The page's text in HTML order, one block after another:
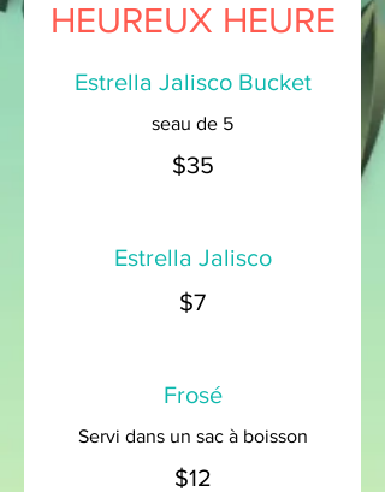
HEUREUX HEURE
Estrella Jalisco Bucket
seau de 5
$35
Estrella Jalisco
$7
Frosé
Servi dans un sac à boisson
$12